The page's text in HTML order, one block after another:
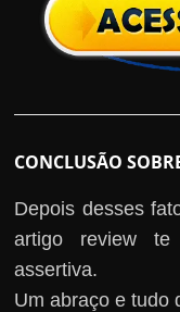
CONCLUSÃO
Depois desses
artigo review
assertiva.
Um abraço e tudo